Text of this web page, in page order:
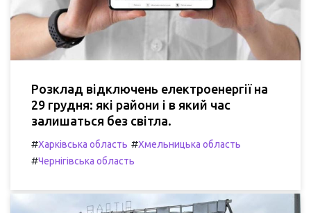
Розклад відключень електроенергії на
29 грудня: які райони і в який час
залишаться без світла.
#Харківська область #Хмельницька область
#Чернігівська область